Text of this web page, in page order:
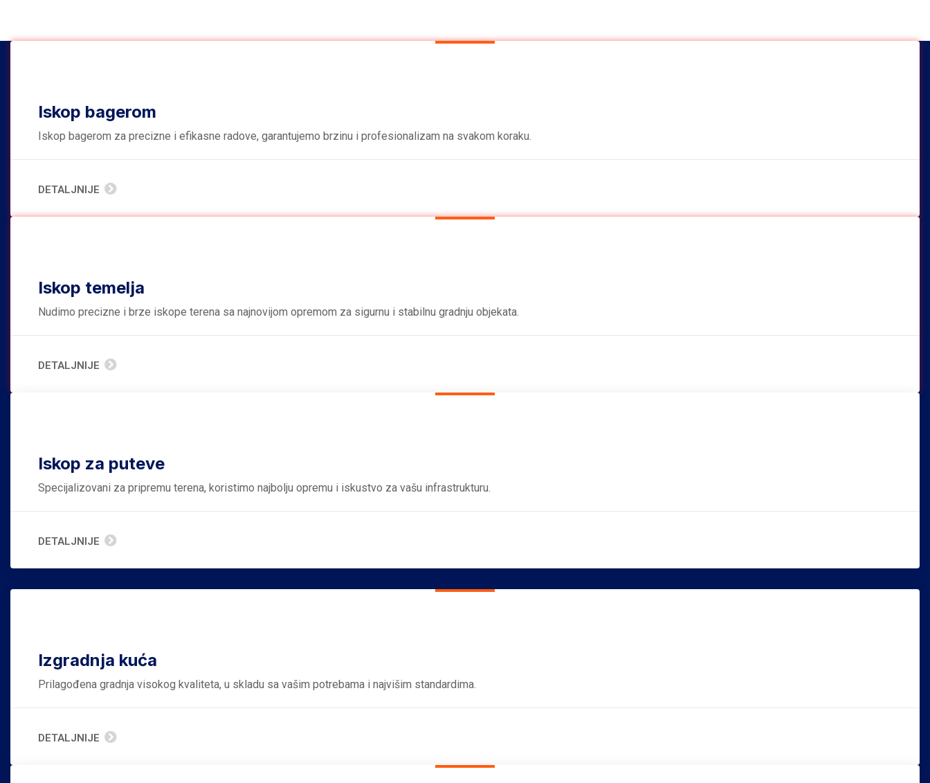
Iskop bagerom
Iskop bagerom za precizne i efikasne radove, garantujemo brzinu i profesionalizam na svakom koraku.
DETALJNIJE
Iskop temelja
Nudimo precizne i brze iskope terena sa najnovijom opremom za sigurnu i stabilnu gradnju objekata.
DETALJNIJE
Iskop za puteve
Specijalizovani za pripremu terena, koristimo najbolju opremu i iskustvo za vašu infrastrukturu.
DETALJNIJE
Izgradnja kuća
Prilagođena gradnja visokog kvaliteta, u skladu sa vašim potrebama i najvišim standardima.
DETALJNIJE